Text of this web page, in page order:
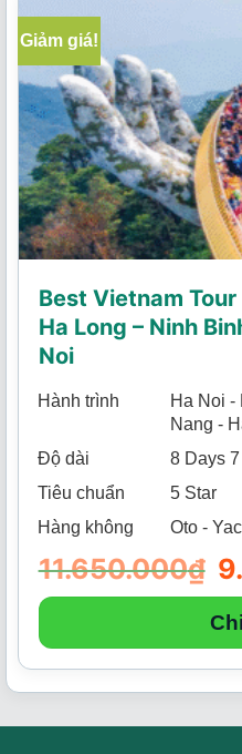
Giảm giá!
Best Vietnam
Ha Long – Ninh
Noi
Hành trình
Ha Noi -
Nang -
Độ dài
8 Days
Tiêu chuẩn
5 Star
Hàng không
Oto -
11.650.000₫
là: